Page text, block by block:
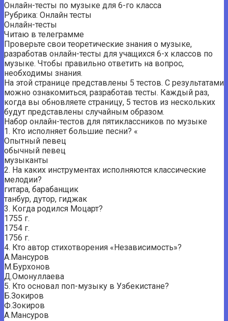
Онлайн-тесты по музыке для 6-го класса
Рубрика: Онлайн тесты
Онлайн-тесты
Читаю в телеграмме
Проверьте свои теоретические знания о музыке,
разработав онлайн-тесты для учащихся 6-х классов по
музыке. Чтобы правильно ответить на вопрос,
необходимы знания.
На этой странице представлены 5 тестов. С результатами
можно ознакомиться, разработав тесты. Каждый раз,
когда вы обновляете страницу, 5 тестов из нескольких
будут представлены случайным образом.
Набор онлайн-тестов для пятиклассников по музыке
1. Кто исполняет большие песни? «
Опытный певец
обычный певец
музыканты
2. На каких инструментах исполняются классические
мелодии?
гитара, барабанщик
танбур, дутор, гиджак
3. Когда родился Моцарт?
1755 г.
1754 г.
1756 г.
4. Кто автор стихотворения «Независимость»?
А.Мансуров
М.Бурхонов
Д.Омонуллаева
5. Кто основал поп-музыку в Узбекистане?
Б.Зокиров
Ф.Зокиров
А.Мансуров